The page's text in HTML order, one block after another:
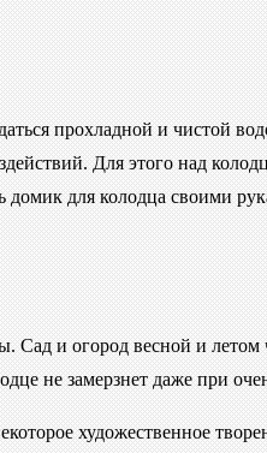
прохладной и чистой
Для этого над
домик для колодца своими
Сад и огород весной и летом
не замерзнет даже при
художественное